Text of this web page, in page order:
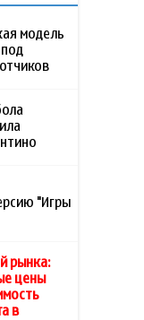
модель
"Игры
рынка:
цены
в